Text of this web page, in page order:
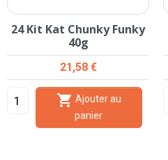
24 Kit Kat Chunky Funky
40g
Prix
21,58 €

panier